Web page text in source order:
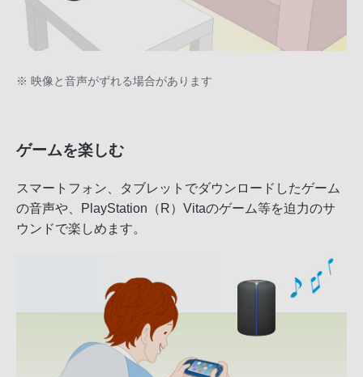
※ 映像と音声がずれる場合があります
ゲームを楽しむ
スマートフォン、タブレットでダウンロードしたゲーム
の音声や、PlayStation（R）Vitaのゲーム等を迫力のサ
ウンドで楽しめます。